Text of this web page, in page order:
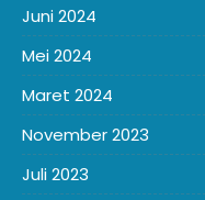
Juni 2024
Mei 2024
Maret 2024
November 2023
Juli 2023